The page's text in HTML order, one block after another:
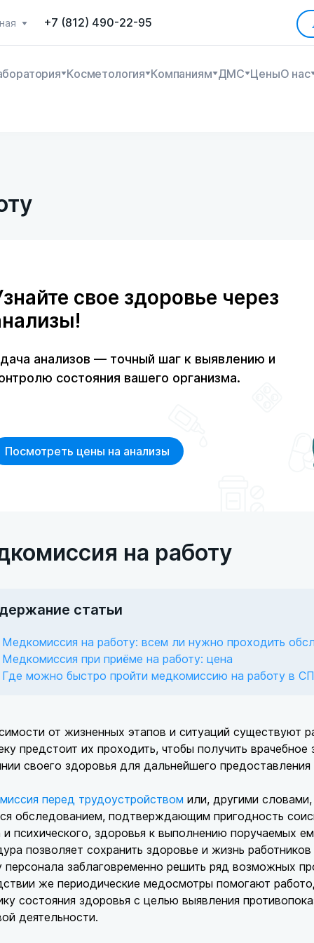
+7 (812) 490-22-95
Косметология Компаниям ДМС ЦеныО нас
свое здоровье через
анализов — точный шаг к выявлению и
состояния вашего организма.
Посмотреть цены на анализы
на работу
статьи
Медкомиссия на работу: всем ли нужно проходить
Медкомиссия при приёме на работу: цена
Где можно быстро пройти медкомиссию на работу в
от жизненных этапов и ситуаций существуют
предстоит их проходить, чтобы получить
своего здоровья для дальнейшего
перед трудоустройством или, другими
обследованием, подтверждающим пригодность
и психического, здоровья к выполнению поручаемых
позволяет сохранить здоровье и жизнь
персонала заблаговременно решить ряд возможных
же периодические медосмотры помогают
состояния здоровья с целью выявления
деятельности.